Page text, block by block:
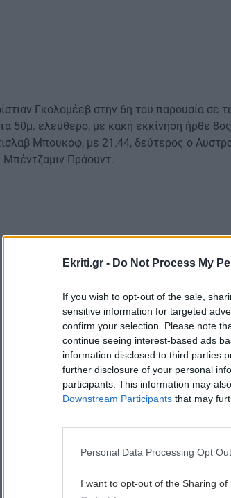
Ekriti.gr - Do Not Process My
If you wish to opt-out of the sale,
sensitive information for targeted
confirm your selection. Please note
continue seeing interest-based ads
information disclosed to third parties
further disclosure of your personal
participants. This information may
Downstream Participants that may
Personal Data Processing Opt
I want to opt-out of the Sharing of
Γκολομέεβ στην 6η του παρουσία σε
50μ. ελεύθερο, με κακή εκκίνηση ήρθε
Μπουκόφ, με 21.44, δεύτερος ο
Μπέντζαμιν Πράουντ.